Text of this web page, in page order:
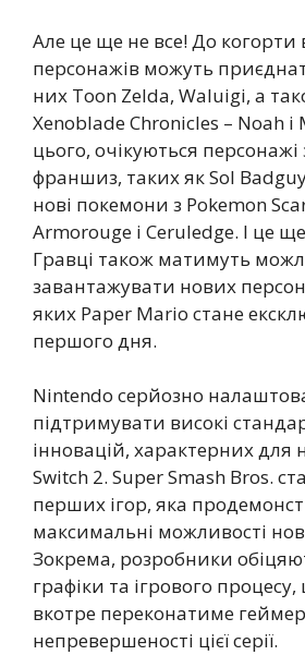
Але це ще не все! До когорти
персонажів можуть
них Toon Zelda, Waluigi, а
Xenoblade Chronicles – Noah і
цього, очікуються
франшиз, таких як Sol
нові покемони з Pokemon
Armorouge і Ceruledge. І це
Гравці також матимуть
завантажувати нових
яких Paper Mario стане
першого дня.
Nintendo серйозно
підтримувати високі
інновацій, характерних для
Switch 2. Super Smash Bros.
перших ігор, яка
максимальні можливості
Зокрема, розробники
графіки та ігрового
вкотре переконатиме
непревершеності цієї серії.